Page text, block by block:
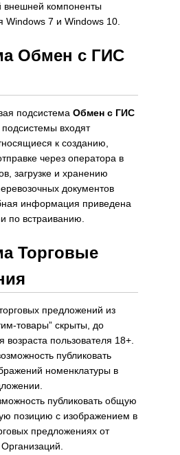
внешней компоненты
Windows 7 и Windows 10.
Обмен с ГИС
подсистема Обмен с ГИС
подсистемы входят
к созданию,
через оператора в
загрузке и хранению
документов
информация приведена
по встраиванию.
Торговые
предложений из
товары” скрыты, до
возраста пользователя 18+.
публиковать
номенклатуры в
публиковать общую
позицию с изображением в
предложениях от